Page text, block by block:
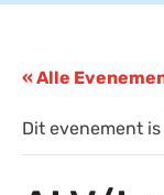
« Alle
Dit evenement